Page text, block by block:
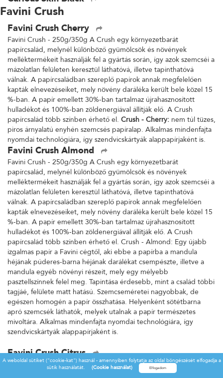
Favini Crush
Favini Crush Cherry
Favini Crush - 250g/350g A Crush egy környezetbarát
papírcsalád, melynél különböző gyümölcsök és növények
melléktermékeit használják fel a gyártás során, így azok szemcséi a
mázolatlan felületen keresztül láthatóvá, illetve tapinthatóvá
válnak. A papírcsaládban szereplő papírok annak megfelelően
kapták elnevezéseiket, mely növény daráléka került bele közel 15
%-ban. A papír emellett 30%-ban tartalmaz újrahasznosított
hulladékot és 100%-ban zöldenergiával állítják elő. A Crush
papírcsalád több színben érhető el. Crush - Cherry: nem túl tüzes,
piros árnyalatú enyhén szemcsés papíralap. Alkalmas mindenfajta
nyomdai technológiára, így szendvicskártyák alappapírjaként is.
Favini Crush Almond
Favini Crush - 250g/350g A Crush egy környezetbarát
papírcsalád, melynél különböző gyümölcsök és növények
melléktermékeit használják fel a gyártás során, így azok szemcséi a
mázolatlan felületen keresztül láthatóvá, illetve tapinthatóvá
válnak. A papírcsaládban szereplő papírok annak megfelelően
kapták elnevezéseiket, mely növény daráléka került bele közel 15
%-ban. A papír emellett 30%-ban tartalmaz újrahasznosított
hulladékot és 100%-ban zöldenergiával állítják elő. A Crush
papírcsalád több színben érhető el. Crush - Almond: Egy újabb
izgalmas papír a Favini cégtől, aki ebbe a papírba a mandula
héjának púderes-barna héjának darálékat csempészte, illetve a
mandula egyéb növényi részeit, mely egy mélyebb
pasztellszínnek felel meg. Tapintása érdesebb, mint a család többi
tagjáé, felülete matt hatású. Szemcseméretei nagyobbak, de
egészen homogén a papír összhatása. Helyenként sötétbarna
apró szemcsék láthatók, melyek utalnak a papír természetes
mivoltára. Alkalmas mindenfajta nyomdai technológiára, így
szendvicskártyák alappapírjaként is.
Favini Crush Citrus
Favini Crush - 250g/350g A Crush egy környezetbarát
papírcsalád, melynél különböző gyümölcsök és növények
A weboldal sütiket ("cookie-kat") használ - amennyiben folytatja az oldal böngészését elfogadja a
sütik használatát.
(Cookie használat)